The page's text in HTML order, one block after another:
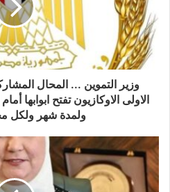
وزير التموين ... المحال
الاولى الاوكازيون تفتح ابوابها
ولمدة شهر ولكل